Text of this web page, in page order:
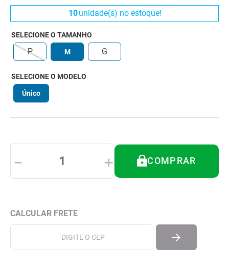
10unidade(s) no estoque!
SELECIONE O TAMANHO
P M G
SELECIONE O MODELO
Único
＋
－ COMPRAR
meia antitrombo
8º
andador
9º
tipoia